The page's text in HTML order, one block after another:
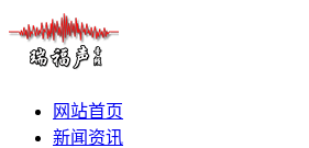
网站首页
新闻资讯